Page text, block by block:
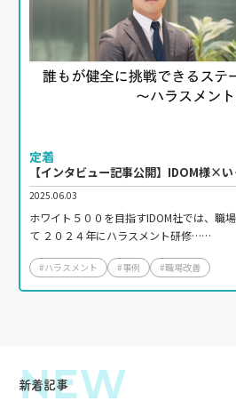
定着
【インタビュー記事公開】IDOM様×い
2025.06.03
ホワイト５００を目指すIDOM社では、職
て ２０２４年にハラスメント研修……
#ハラスメント #事例 #職場改善
新着記事
NEW